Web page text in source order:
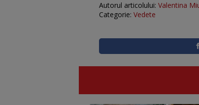
Autorul articolului: Valentina
Categorie: Vedete